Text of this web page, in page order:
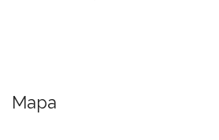
Mapa